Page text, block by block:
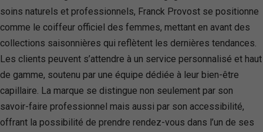
soins naturels et professionnels, Franck Provost se positionne
comme le coiffeur officiel des femmes, mettant en avant des
collections saisonnières qui reflètent les dernières tendances.
Les clients peuvent s’attendre à un service personnalisé et haut
de gamme, soutenu par une équipe dédiée à leur bien-être
capillaire. La marque se distingue non seulement par son
savoir-faire professionnel mais aussi par son accessibilité,
offrant la possibilité de prendre rendez-vous dans l’un de ses